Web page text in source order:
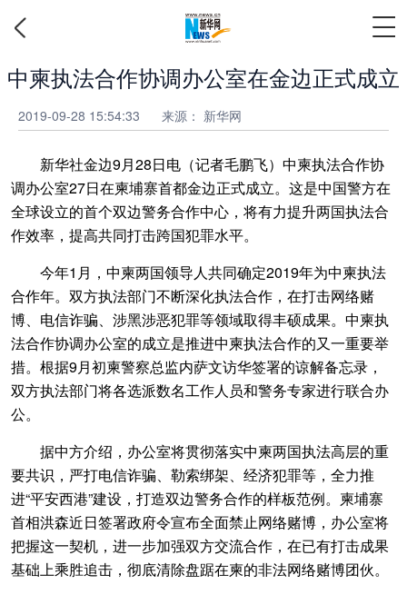
中柬执法合作协调办公室在金边正式成立
2019-09-28 15:54:33 来源： 新华网
新华社金边9月28日电（记者毛鹏飞）中柬执法合作协
调办公室27日在柬埔寨首都金边正式成立。这是中国警方在
全球设立的首个双边警务合作中心，将有力提升两国执法合
作效率，提高共同打击跨国犯罪水平。
今年1月，中柬两国领导人共同确定2019年为中柬执法
合作年。双方执法部门不断深化执法合作，在打击网络赌
博、电信诈骗、涉黑涉恶犯罪等领域取得丰硕成果。中柬执
法合作协调办公室的成立是推进中柬执法合作的又一重要举
措。根据9月初柬警察总监内萨文访华签署的谅解备忘录，
双方执法部门将各选派数名工作人员和警务专家进行联合办
公。
据中方介绍，办公室将贯彻落实中柬两国执法高层的重
要共识，严打电信诈骗、勒索绑架、经济犯罪等，全力推
进“平安西港”建设，打造双边警务合作的样板范例。柬埔寨
首相洪森近日签署政府令宣布全面禁止网络赌博，办公室将
把握这一契机，进一步加强双方交流合作，在已有打击成果
基础上乘胜追击，彻底清除盘踞在柬的非法网络赌博团伙。